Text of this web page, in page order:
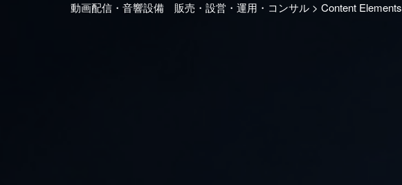
動画配信・音響設備 販売・設営・運用・コンサル > Content Elements